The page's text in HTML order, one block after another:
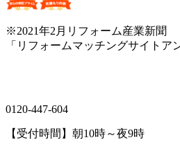
※2021年2月リフォーム産業新聞
「リフォームマッチングサイトア
0120-447-604
【受付時間】朝10時～夜9時